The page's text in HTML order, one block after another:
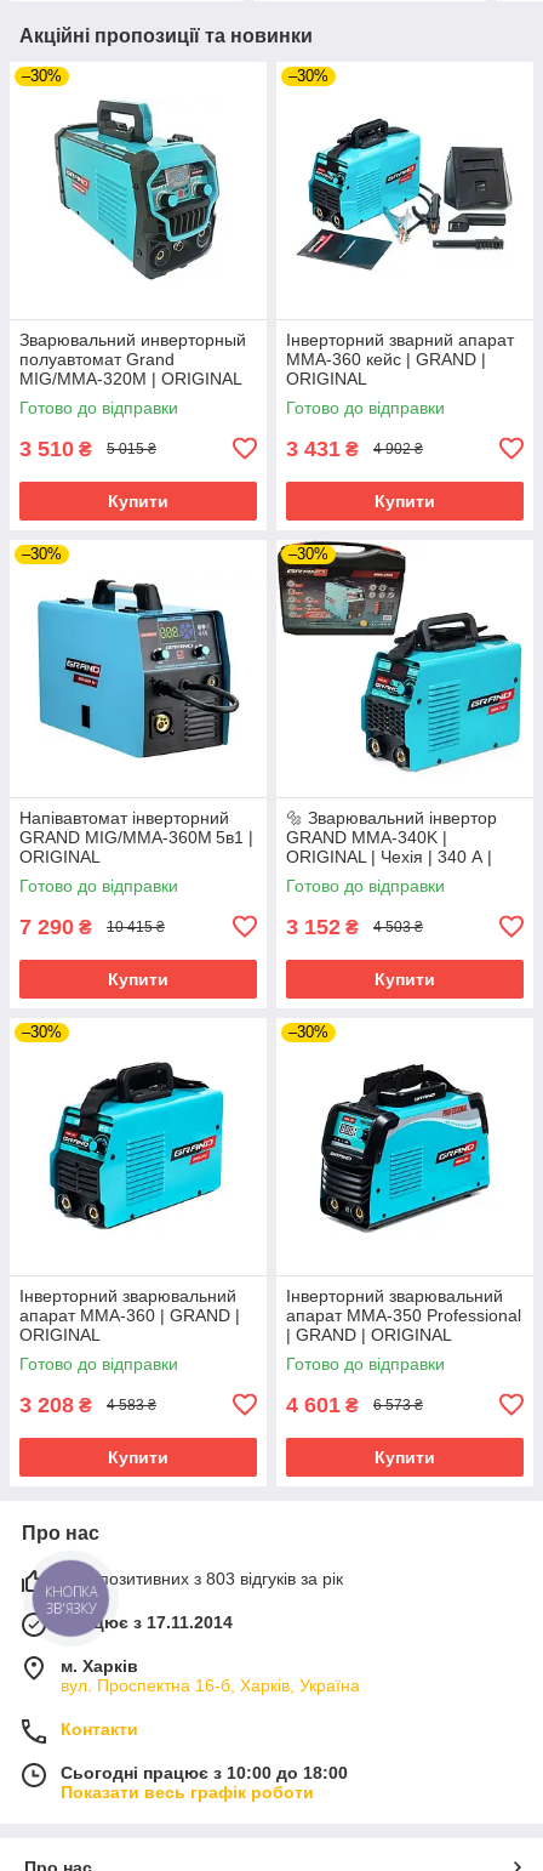
Акційні пропозиції та новинки
–30%
Зварювальний инверторный
полуавтомат Grand
MIG/MMA‑320М | ORIGINAL
Готово до відправки
3 510 ₴ 5 015 ₴
Купити
–30%
Інверторний зварний апарат
ММА-360 кейс | GRAND |
ORIGINAL
Готово до відправки
3 431 ₴ 4 902 ₴
Купити
–30%
Напівавтомат інверторний
GRAND MIG/MMA‑360M 5в1 |
ORIGINAL
Готово до відправки
7 290 ₴ 10 415 ₴
Купити
–30%
🔩 Зварювальний інвертор
GRAND MMA-340K |
ORIGINAL | Чехія | 340 А |
IGBT | У кейсі
Готово до відправки
3 152 ₴ 4 503 ₴
Купити
–30%
Інверторний зварювальний
апарат ММА-360 | GRAND |
ORIGINAL
Готово до відправки
3 208 ₴ 4 583 ₴
Купити
–30%
Інверторний зварювальний
апарат ММА-350 Professional
| GRAND | ORIGINAL
Готово до відправки
4 601 ₴ 6 573 ₴
Купити
Про нас
97% позитивних з 803 відгуків за рік
Працює з 17.11.2014
м. Харків
вул. Проспектна 16-б, Харків, Україна
Контакти
Сьогодні працює з 10:00 до 18:00
Показати весь графік роботи
КНОПКА
ЗВ'ЯЗКУ